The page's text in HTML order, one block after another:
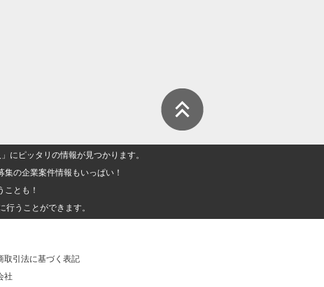
にピッタリの情報が見つかります。
の企業案件情報もいっぱい！
とも！
うことができます。
取引法に基づく表記
社